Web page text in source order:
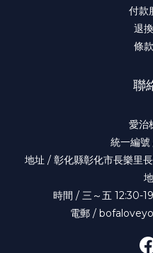
付款
退
條
聯
愛治
統一編
地址 / 彰化縣彰化市長樂里
時間 / 三～五 12:30-
電郵 /